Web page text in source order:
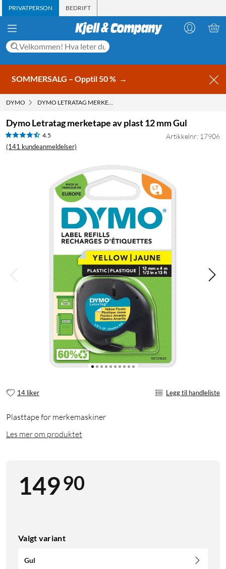
PRIVATPERSON BEDRIFT
SOMMERSALG – Opptil 50 % →
DYMO DYMO LETRATAG MERKETAPE AV PLAST 12 MM GUL
Dymo Letratag merketape av plast 12 mm Gul
4.5
(141 kundeanmeldelser)
Artikkelnr: 17906
14 liker Legg til handleliste
Plasttape for merkemaskiner
Les mer om produktet
14990
Valgt variant
Gul